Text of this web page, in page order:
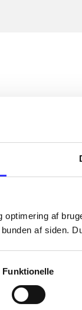
optimering af
af siden.
Funktionelle